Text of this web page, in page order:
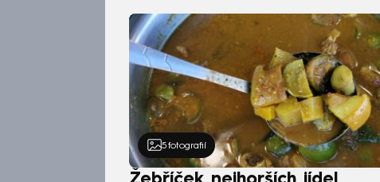
5 fotografií